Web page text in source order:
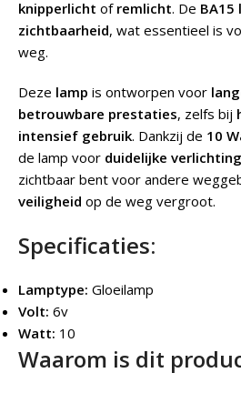
knipperlicht of remlicht. De BA15
zichtbaarheid, wat essentieel is
weg.
Deze lamp is ontworpen voor
betrouwbare prestaties, zelfs bij
intensief gebruik. Dankzij de 10
de lamp voor duidelijke verlichting
zichtbaar bent voor andere
veiligheid op de weg vergroot.
Specificaties:
Lamptype: Gloeilamp
Volt: 6v
Watt: 10
Waarom is dit